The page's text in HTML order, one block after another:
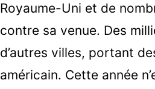
Royaume-Uni et de
contre sa venue. Des
d’autres villes, portant
américain. Cette année